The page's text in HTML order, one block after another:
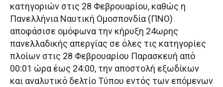
κατηγοριών στις 28 Φεβρουαρίου, καθώς η
Πανελλήνια Ναυτική Ομοσπονδία (ΠΝΟ)
αποφάσισε ομόφωνα την κήρυξη 24ωρης
πανελλαδικής απεργίας σε όλες τις κατηγορίες
πλοίων στις 28 Φεβρουαρίου Παρασκευή από
00:01 ώρα έως 24:00, την αποστολή εξωδίκων
και αναλυτικό δελτίο Τύπου εντός των επόμενων